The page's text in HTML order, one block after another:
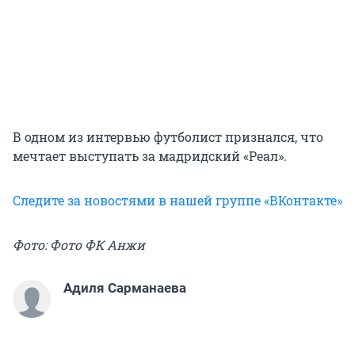
В одном из интервью футболист признался, что
мечтает выступать за мадридский «Реал».
Следите за новостями в нашей группе «ВКонтакте»
Фото: Фото ФК Анжи
Адиля Сарманаева